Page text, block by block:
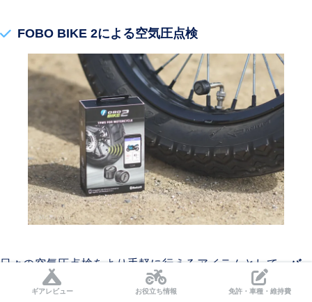
FOBO BIKE 2による空気圧点検
日々の空気圧点検をより手軽に行えるアイテムとして、バ
ルブに空気圧センサーを取り付ける
方法もあります。
ギアレビュー お役立ち情報 免許・車種・維持費